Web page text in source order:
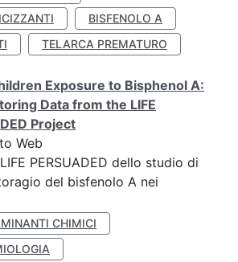
BISFENOLO A
TELARCA PREMATURO
Exposure to Bisphenol A:
Data from the LIFE
Project
Web
PERSUADED dello studio di
del bisfenolo A nei
CHIMICI